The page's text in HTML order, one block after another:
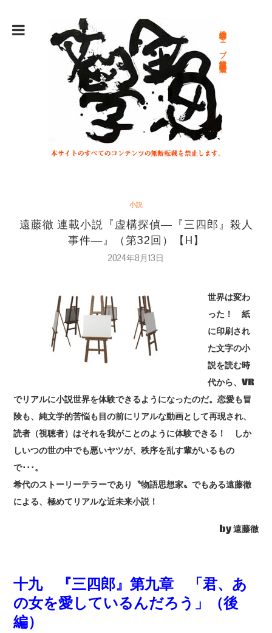
総合文学ウェブ情報誌 文学金魚
小説
遠藤徹 連載小説『虚構探偵―『三四郎』殺人
事件―』（第32回）【H】
2024年8月13日
世界は変わ
った！ 紙
に印刷され
た文字の小
説を読む時
代から、VR
でリアルに小説世界を体験できるようになったのだ。恋愛も冒
険も、純文学的苦悩も目の前にリアルな動画として再現され、
読者（視聴者）はそれを我がことのように体験できる！ しか
しいつの世の中でも悪いヤツが、秩序を乱す輩がいるもの
で･･･。
希代のストーリーテラーであり〝物語思想家〟でもある遠藤徹
による、極めてリアルな近未来小説！
by 遠藤徹
十九 『三四郎』第九章 「君、あ
の女を愛しているんだろう」（後
編）